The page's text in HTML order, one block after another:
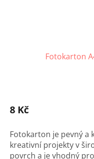
Fotokarton
8 Kč
Fotokarton je pevný a
kreativní projekty v
povrch a je vhodný